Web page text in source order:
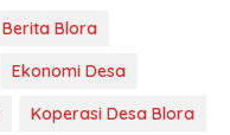
Berita Blora
Ekonomi Desa
Koperasi Desa Blora